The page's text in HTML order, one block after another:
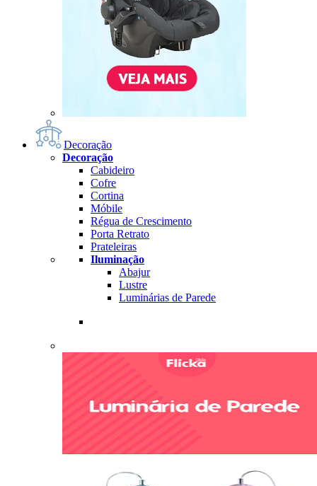
Decoração
Decoração
Cabideiro
Cofre
Cortina
Móbile
Régua de Crescimento
Porta Retrato
Prateleiras
Iluminação
Abajur
Lustre
Luminárias de Parede